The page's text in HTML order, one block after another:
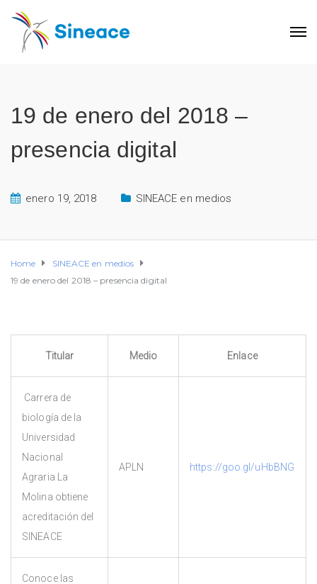
19 de enero del 2018 –
presencia digital
enero 19, 2018 SINEACE en medios
Home
SINEACE en medios
19 de enero del 2018 – presencia digital
Titular Medio Enlace
Carrera de
biología de la
Universidad
Nacional
Agraria La
Molina obtiene
acreditación del
SINEACE
APLN https://goo.gl/uHbBNG
Conoce las